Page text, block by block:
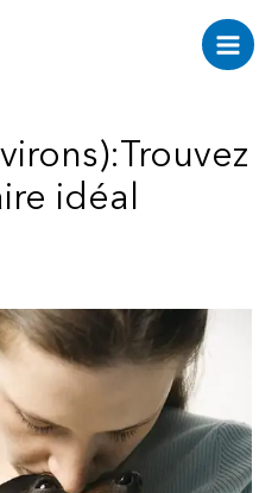
Main
idéal